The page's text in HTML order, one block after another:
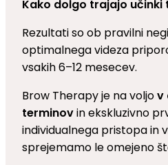
Kako dolgo trajajo učinki
Rezultati so ob pravilni
optimalnega videza
vsakih 6–12 mesecev.
Brow Therapy je na voljov
terminovin ekskluzivno
individualnega pristopa in
sprejemamo le omejeno